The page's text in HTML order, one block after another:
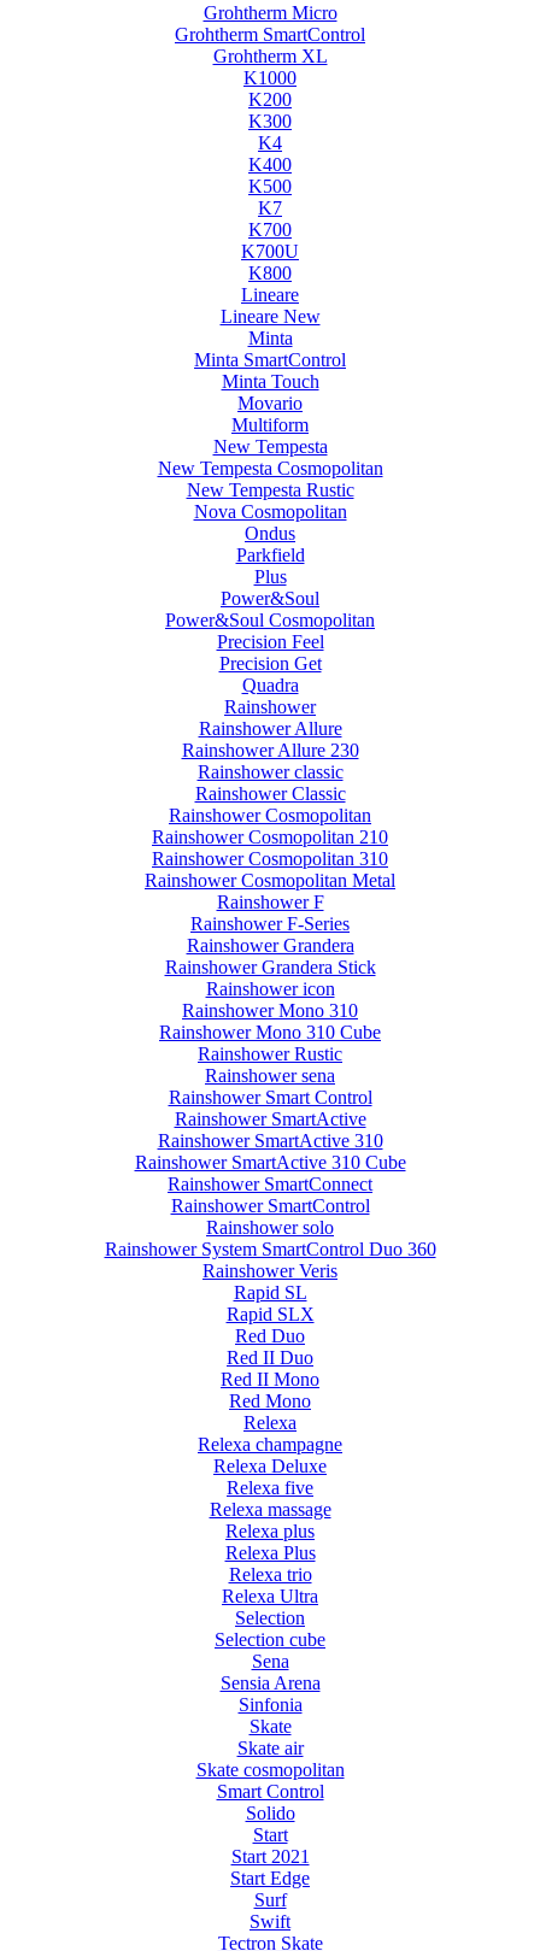
Grohtherm Micro
Grohtherm SmartControl
Grohtherm XL
K1000
K200
K300
K4
K400
K500
K7
K700
K700U
K800
Lineare
Lineare New
Minta
Minta SmartControl
Minta Touch
Movario
Multiform
New Tempesta
New Tempesta Cosmopolitan
New Tempesta Rustic
Nova Cosmopolitan
Ondus
Parkfield
Plus
Power&Soul
Power&Soul Cosmopolitan
Precision Feel
Precision Get
Quadra
Rainshower
Rainshower Allure
Rainshower Allure 230
Rainshower classic
Rainshower Classic
Rainshower Cosmopolitan
Rainshower Cosmopolitan 210
Rainshower Cosmopolitan 310
Rainshower Cosmopolitan Metal
Rainshower F
Rainshower F-Series
Rainshower Grandera
Rainshower Grandera Stick
Rainshower icon
Rainshower Mono 310
Rainshower Mono 310 Cube
Rainshower Rustic
Rainshower sena
Rainshower Smart Control
Rainshower SmartActive
Rainshower SmartActive 310
Rainshower SmartActive 310 Cube
Rainshower SmartConnect
Rainshower SmartControl
Rainshower solo
Rainshower System SmartControl Duo 360
Rainshower Veris
Rapid SL
Rapid SLX
Red Duo
Red II Duo
Red II Mono
Red Mono
Relexa
Relexa champagne
Relexa Deluxe
Relexa five
Relexa massage
Relexa plus
Relexa Plus
Relexa trio
Relexa Ultra
Selection
Selection cube
Sena
Sensia Arena
Sinfonia
Skate
Skate air
Skate cosmopolitan
Smart Control
Solido
Start
Start 2021
Start Edge
Surf
Swift
Tectron Skate